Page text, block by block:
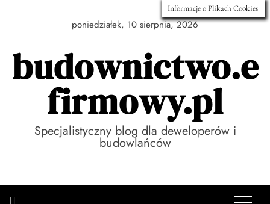
poniedziałek, 10 sierpnia, 2026
budownictwo.e
firmowy.pl
Specjalistyczny blog dla deweloperów i
budowlańców
Informacje o Plikach Cookies